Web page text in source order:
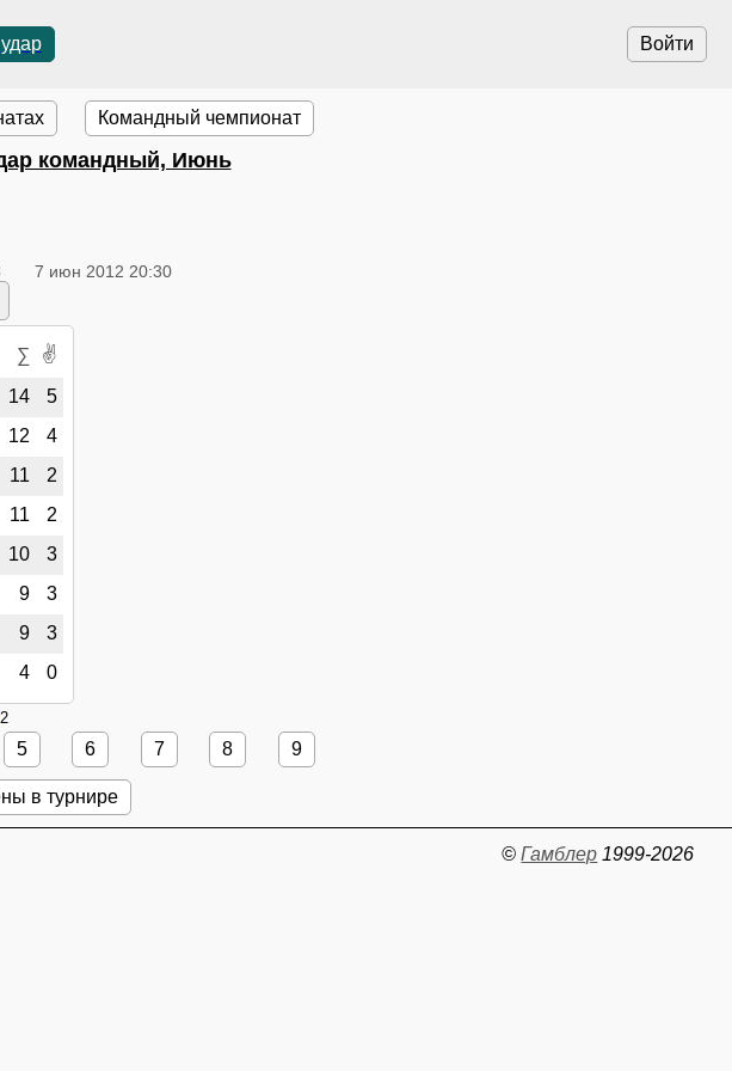
Войти
Командный чемпионат
командный, Июнь
7 июн 2012 20:30
∑ ✌
14 5
12 4
11 2
11 2
10 3
9 3
9 3
4 0
5 6 7 8 9
в турнире
©Гамблер 1999-2026